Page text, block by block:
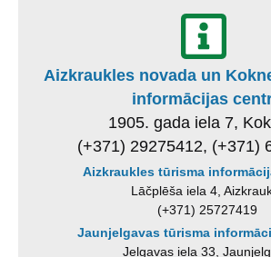
Aizkraukles novada un
informācijas
1905. gada iela 7,
(+371) 29275412, (+371)
Aizkraukles tūrisma
Lāčplēša iela 4,
(+371) 25727419
Jaunjelgavas tūrisma
Jelgavas iela 33,